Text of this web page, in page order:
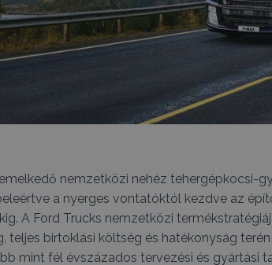
nemzetközi nehéz tehergépkocsi-
a nyerges vontatóktól kezdve az
A Ford Trucks nemzetközi
teljes birtoklási költség és hatékonyság
mint fél évszázados tervezési és gyártási